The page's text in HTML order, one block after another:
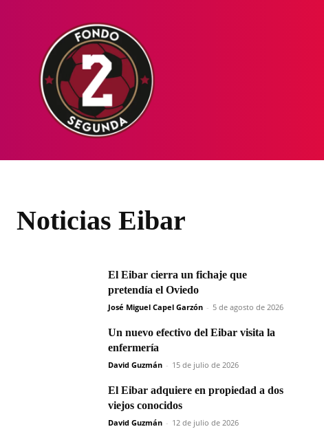
Noticias Eibar
El Eibar cierra un fichaje que
pretendía el Oviedo
José Miguel Capel Garzón - 5 de agosto de 2026
Un nuevo efectivo del Eibar visita la
enfermería
David Guzmán - 15 de julio de 2026
El Eibar adquiere en propiedad a dos
viejos conocidos
David Guzmán - 12 de julio de 2026